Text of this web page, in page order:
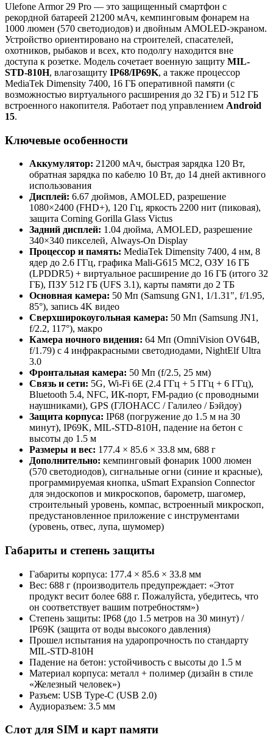
Ulefone Armor 29 Pro — это защищенный смартфон с
рекордной батареей 21200 мАч, кемпинговым фонарем на
1000 люмен (570 светодиодов) и двойным AMOLED-экраном.
Устройство ориентировано на строителей, спасателей,
охотников, рыбаков и всех, кто подолгу находится вне
доступа к розетке. Модель сочетает военную защиту MIL-
STD-810H, влагозащиту IP68/IP69K, а также процессор
MediaTek Dimensity 7400, 16 ГБ оперативной памяти (с
возможностью виртуального расширения до 32 ГБ) и 512 ГБ
встроенного накопителя. Работает под управлением Android
15.
Ключевые особенности
Аккумулятор: 21200 мАч, быстрая зарядка 120 Вт,
обратная зарядка по кабелю 10 Вт, до 14 дней активного
использования
Дисплей: 6.67 дюймов, AMOLED, разрешение
1080×2400 (FHD+), 120 Гц, яркость 2200 нит (пиковая),
защита Corning Gorilla Glass Victus
Задний дисплей: 1.04 дюйма, AMOLED, разрешение
340×340 пикселей, Always-On Display
Процессор и память: MediaTek Dimensity 7400, 4 нм, 8
ядер до 2.6 ГГц, графика Mali-G615 MC2, ОЗУ 16 ГБ
(LPDDR5) + виртуальное расширение до 16 ГБ (итого 32
ГБ), ПЗУ 512 ГБ (UFS 3.1), карты памяти до 2 ТБ
Основная камера: 50 Мп (Samsung GN1, 1/1.31", f/1.95,
85°), запись 4K видео
Сверхширокоугольная камера: 50 Мп (Samsung JN1,
f/2.2, 117°), макро
Камера ночного видения: 64 Мп (OmniVision OV64B,
f/1.79) с 4 инфракрасными светодиодами, NightElf Ultra
3.0
Фронтальная камера: 50 Мп (f/2.5, 25 мм)
Связь и сети: 5G, Wi‑Fi 6E (2.4 ГГц + 5 ГГц + 6 ГГц),
Bluetooth 5.4, NFC, ИК‑порт, FM‑радио (с проводными
наушниками), GPS (ГЛОНАСС / Галилео / Бэйдоу)
Защита корпуса: IP68 (погружение до 1.5 м на 30
минут), IP69K, MIL‑STD‑810H, падение на бетон с
высоты до 1.5 м
Размеры и вес: 177.4 × 85.6 × 33.8 мм, 688 г
Дополнительно: кемпинговый фонарик 1000 люмен
(570 светодиодов), сигнальные огни (синие и красные),
программируемая кнопка, uSmart Expansion Connector
для эндоскопов и микроскопов, барометр, шагомер,
строительный уровень, компас, встроенный микроскоп,
предустановленное приложение с инструментами
(уровень, отвес, лупа, шумомер)
Габариты и степень защиты
Габариты корпуса: 177.4 × 85.6 × 33.8 мм
Вес: 688 г (производитель предупреждает: «Этот
продукт весит более 688 г. Пожалуйста, убедитесь, что
он соответствует вашим потребностям»)
Степень защиты: IP68 (до 1.5 метров на 30 минут) /
IP69K (защита от воды высокого давления)
Прошел испытания на ударопрочность по стандарту
MIL-STD-810H
Падение на бетон: устойчивость с высоты до 1.5 м
Материал корпуса: металл + полимер (дизайн в стиле
«Железный человек»)
Разъем: USB Type‑C (USB 2.0)
Аудиоразъем: 3.5 мм
Слот для SIM и карт памяти